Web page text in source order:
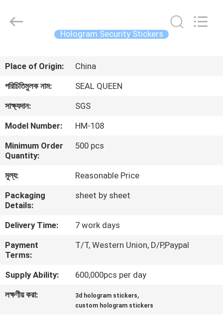
পণ্য
ভ্রমণ
নিয়ন্ত্রণ
করুন
Material
Hologram Security Stickers
Place of Origin:
China
পরিচিতিমুলক নাম:
SEAL QUEEN
সাক্ষ্যদান:
SGS
Model Number:
HM-108
Minimum Order
Quantity:
500 pcs
মূল্য:
Reasonable Price
Packaging
Details:
sheet by sheet
Delivery Time:
7 work days
Payment
Terms:
T/T, Western Union, D/P,Paypal
Supply Ability:
600,000pcs per day
লক্ষণীয় করা:
3d hologram stickers,
custom hologram stickers